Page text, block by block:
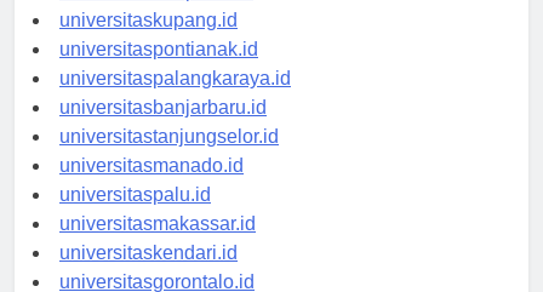
universitasdenpasar.id
universitaskupang.id
universitaspontianak.id
universitaspalangkaraya.id
universitasbanjarbaru.id
universitastanjungselor.id
universitasmanado.id
universitaspalu.id
universitasmakassar.id
universitaskendari.id